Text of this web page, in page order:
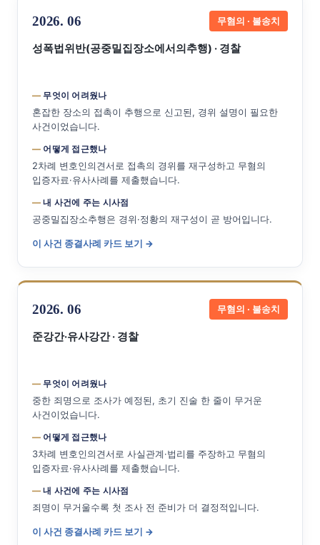
2026. 06 무혐의 · 불송치
성폭법위반(공중밀집장소에서의추행) · 경찰
무엇이 어려웠나
혼잡한 장소의 접촉이 추행으로 신고된, 경위 설명이 필요한
사건이었습니다.
어떻게 접근했나
2차례 변호인의견서로 접촉의 경위를 재구성하고 무혐의
입증자료·유사사례를 제출했습니다.
내 사건에 주는 시사점
공중밀집장소추행은 경위·정황의 재구성이 곧 방어입니다.
이 사건 종결사례 카드 보기 →
2026. 06 무혐의 · 불송치
준강간·유사강간 · 경찰
무엇이 어려웠나
중한 죄명으로 조사가 예정된, 초기 진술 한 줄이 무거운
사건이었습니다.
어떻게 접근했나
3차례 변호인의견서로 사실관계·법리를 주장하고 무혐의
입증자료·유사사례를 제출했습니다.
내 사건에 주는 시사점
죄명이 무거울수록 첫 조사 전 준비가 더 결정적입니다.
이 사건 종결사례 카드 보기 →